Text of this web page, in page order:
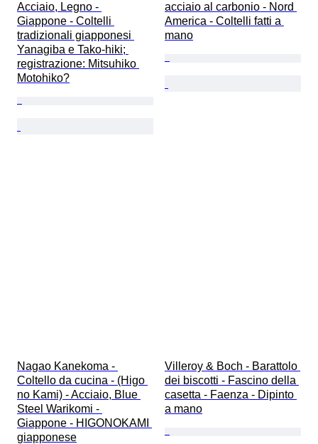
Acciaio, Legno -
Giappone - Coltelli
tradizionali giapponesi
Yanagiba e Tako-hiki;
registrazione: Mitsuhiko
Motohiko?
acciaio al carbonio - Nord
America - Coltelli fatti a
mano
Nagao Kanekoma -
Coltello da cucina - (Higo
no Kami) - Acciaio, Blue
Steel Warikomi -
Giappone - HIGONOKAMI
giapponese
Villeroy & Boch - Barattolo
dei biscotti - Fascino della
casetta - Faenza - Dipinto
a mano